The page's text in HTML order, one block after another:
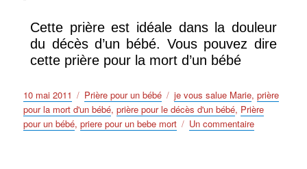
Cette prière est idéale dans la douleur
du décès d’un bébé. Vous pouvez dire
cette prière pour la mort d’un bébé
Publié
le
10 mai 2011 Catégories
Prière pour un bébé Étiquettes
je vous salue Marie,prière
pour la mort d'un bébé,prière pour le décès d'un bébé, Prière
pour un bébé,priere pour un bebe mort Un commentairesur